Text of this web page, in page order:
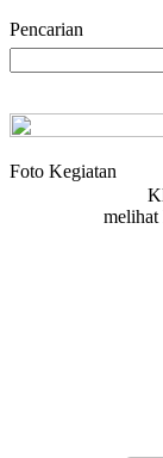
Pencarian
Foto Kegiatan
melihat